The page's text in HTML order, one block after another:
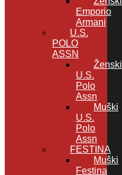
Emporio
Armani
U.S.
POLO
ASSN
Ženski
U.S.
Polo
Assn
Muški
U.S.
Polo
Assn
FESTINA
Muški
Festina